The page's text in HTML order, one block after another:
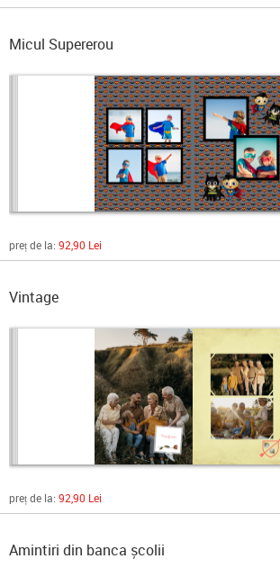
Micul Supererou
preț de la: 92,90 Lei
Vintage
preț de la: 92,90 Lei
Amintiri din banca școlii